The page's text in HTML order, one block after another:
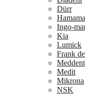
Dürr
Ingo-
Kia
Lumick
Frank
Meddent
Medit
Mikrona
NSK